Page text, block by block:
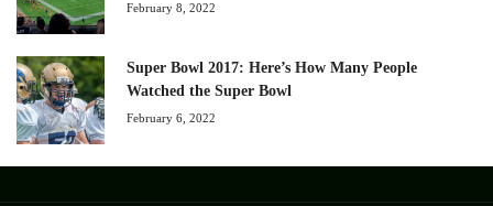
February 8, 2022
Super Bowl 2017: Here’s How Many People
Watched the Super Bowl
February 6, 2022